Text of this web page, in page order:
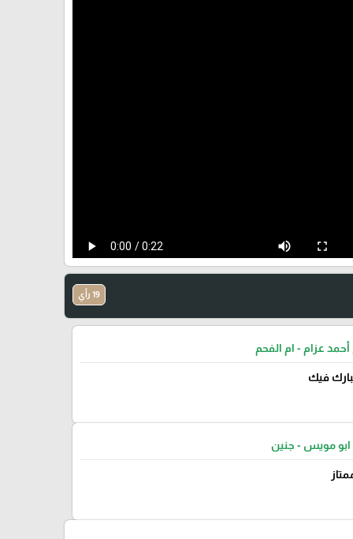
19 رأي
عزام - ام الفحم
فيك
ابو مويس - جنين